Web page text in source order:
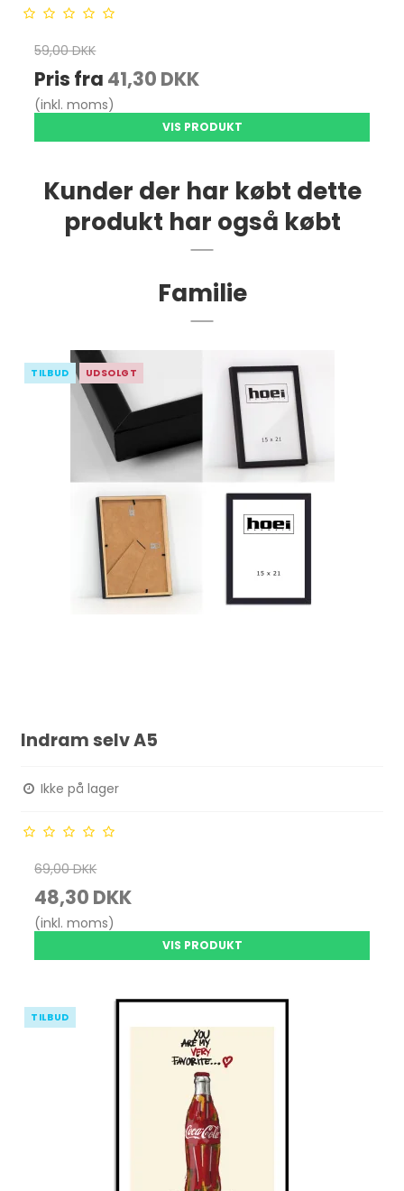
59,00 DKK
Pris fra 41,30 DKK
(inkl. moms)
VIS PRODUKT
Kunder der har købt dette
produkt har også købt
Familie
TILBUD UDSOLGT
Indram selv A5
Ikke på lager
69,00 DKK
48,30 DKK
(inkl. moms)
VIS PRODUKT
TILBUD